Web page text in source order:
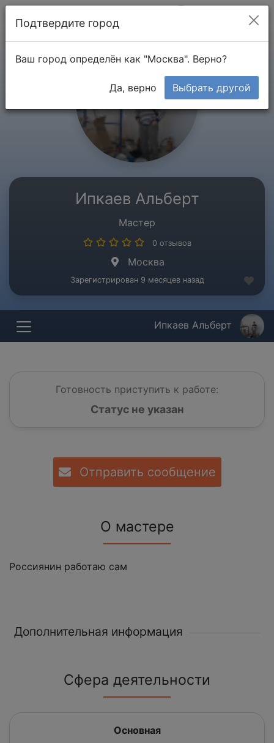
Ипкаев Альберт
Мастер
0 отзывов
Москва
Зарегистрирован 9 месяцев назад
Ипкаев Альберт
Готовность приступить к работе:
Статус не указан
Отправить сообщение
О мастере
Россиянин работаю сам
Дополнительная информация
Сфера деятельности
Основная
Подтвердите город
Ваш город определён как "Москва". Верно?
Да, верно Выбрать другой